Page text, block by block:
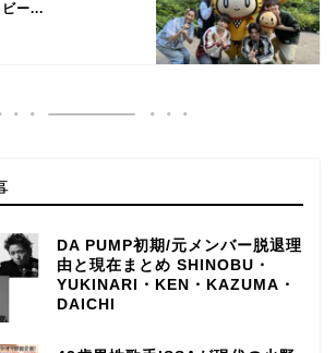
ー...
DA PUMP初期/元メンバー脱退理
由と現在まとめ SHINOBU・
YUKINARI・KEN・KAZUMA・
DAICHI